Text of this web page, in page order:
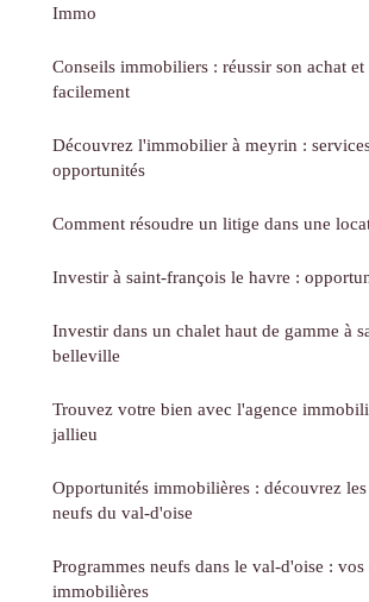
Immo
Conseils immobiliers : réussir son achat et
facilement
Découvrez l'immobilier à meyrin :
opportunités
Comment résoudre un litige dans une
Investir à saint-françois le havre :
Investir dans un chalet haut de gamme à
belleville
Trouvez votre bien avec l'agence
jallieu
Opportunités immobilières : découvrez
neufs du val-d'oise
Programmes neufs dans le val-d'oise :
immobilières